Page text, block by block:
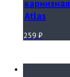
карнизная
Atlas
259 ₽